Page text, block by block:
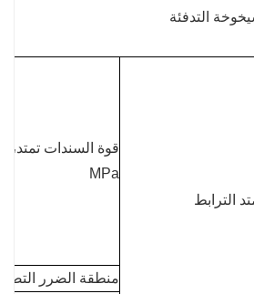
التدفئة
الترابط
قوة السندات تمتد،
MPa
منطقة الضرر